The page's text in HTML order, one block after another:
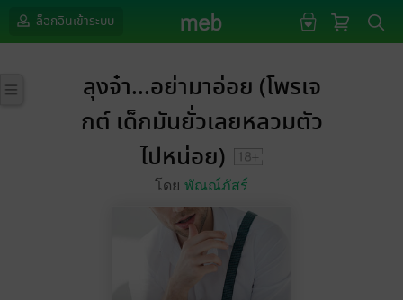
ล็อกอินเข้าระบบ
ลุงจ๋า...อย่ามาอ่อย (โพรเจ
กต์ เด็กมันยั่วเลยหลวมตัว
ไปหน่อย)
โดย พัณณ์ภัสร์